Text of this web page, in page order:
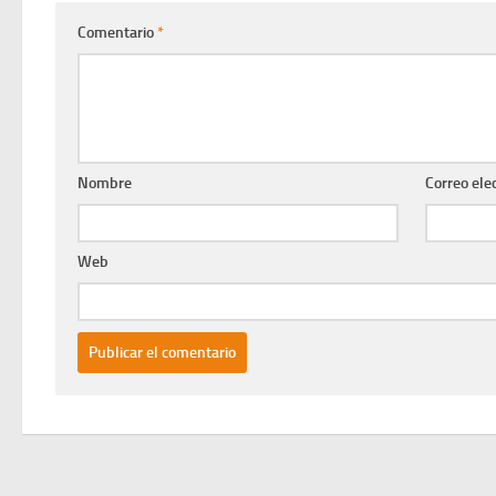
Comentario*
Nombre Correo
Web